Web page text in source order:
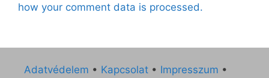
how your comment data is processed.
Adatvédelem • Kapcsolat • Impresszum •